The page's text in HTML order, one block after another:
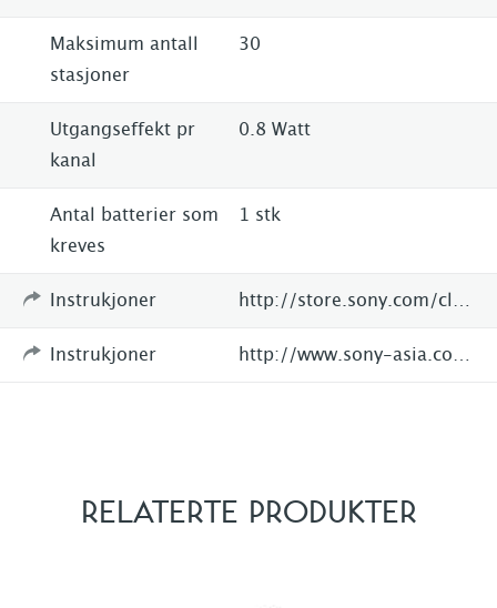
Maksimum antall
stasjoner
30
Utgangseffekt pr
kanal
0.8 Watt
Antal batterier som
kreves
1 stk
Instrukjoner
Instrukjoner
RELATERTE PRODUKTER